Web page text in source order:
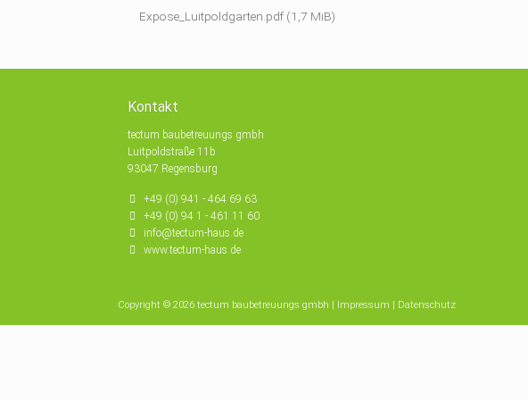
Expose_Luitpoldgarten.pdf (1,7 MiB)
Kontakt
tectum baubetreuungs gmbh
Luitpoldstraße 11b
93047 Regensburg
+49 (0) 941 - 464 69 63
+49 (0) 94 1 - 461 11 60
info@tectum-haus.de
www.tectum-haus.de
Copyright © 2026 tectum baubetreuungs gmbh | Impressum Datenschutz